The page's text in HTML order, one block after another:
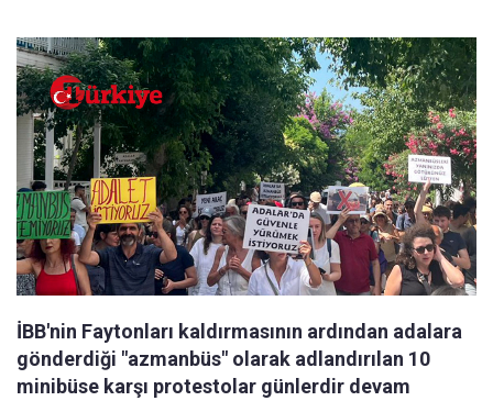
İBB'nin Faytonları kaldırmasının ardından adalara
gönderdiği "azmanbüs" olarak adlandırılan 10
minibüse karşı protestolar günlerdir devam